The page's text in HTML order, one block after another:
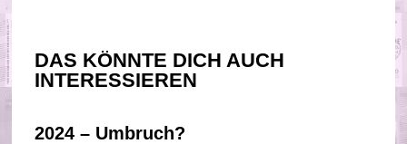
DAS KÖNNTE DICH AUCH
INTERESSIEREN
2024 – Umbruch?